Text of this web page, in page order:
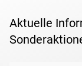
Aktuelle